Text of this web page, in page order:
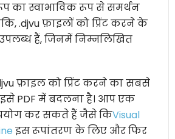
का स्वाभाविक रूप से समर्थन
.djvu फ़ाइलों को प्रिंट करने के
हैं, जिनमें निम्नलिखित
फ़ाइल को प्रिंट करने का सबसे
PDF में बदलना है। आप एक
कर सकते हैं जैसे किVisual
इस रूपांतरण के लिए और फिर